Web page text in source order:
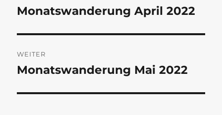
Vorheriger
Monatswanderung April 2022
WEITER
Nächster
Monatswanderung Mai 2022